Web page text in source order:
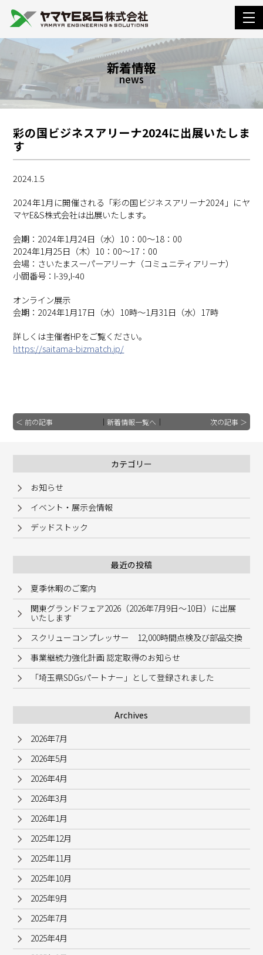
新着情報
news
彩の国ビジネスアリーナ2024に出展いたしま
す
2024.1.5
2024年1月に開催される「彩の国ビジネスアリーナ2024」にヤ
マヤE&S株式会社は出展いたします。
会期：2024年1月24日（水）10：00～18：00
2024年1月25日（木）10：00～17：00
会場：さいたまスーパーアリーナ（コミュニティアリーナ）
小間番号：I-39,I-40
オンライン展示
会期：2024年1月17日（水）10時～1月31日（水）17時
詳しくは主催者HPをご覧ください。
https://saitama-bizmatch.jp/
＜ 前の記事 ｜ 新着情報一覧へ ｜ 次の記事 ＞
カテゴリー
お知らせ
イベント・展示会情報
デッドストック
最近の投稿
夏季休暇のご案内
関東グランドフェア2026（2026年7月9日～10日）に出展
いたします
スクリューコンプレッサー 12,000時間点検及び部品交換
事業継続力強化計画 認定取得のお知らせ
「埼玉県SDGsパートナー」として登録されました
Archives
2026年7月
2026年5月
2026年4月
2026年3月
2026年1月
2025年12月
2025年11月
2025年10月
2025年9月
2025年7月
2025年4月